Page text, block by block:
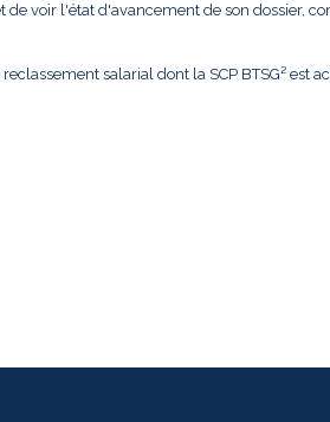
voir l'état d'avancement de son dossier,
salarial dont la SCP BTSG² est